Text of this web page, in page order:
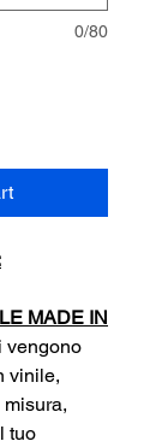
0/80
MADE IN
vengono
vinile,
tuo